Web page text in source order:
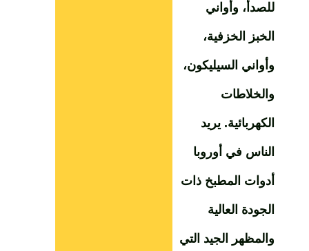
للصدأ، وأواني
الخبز الخزفية،
وأواني السيليكون،
والخلاطات
الكهربائية. يريد
الناس في أوروبا
أدوات المطبخ ذات
الجودة العالية
والمظهر الجيد التي